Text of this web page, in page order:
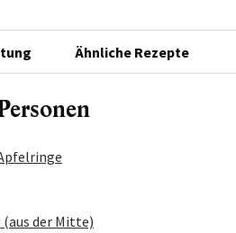
Ähnliche Rezepte
der Mitte)